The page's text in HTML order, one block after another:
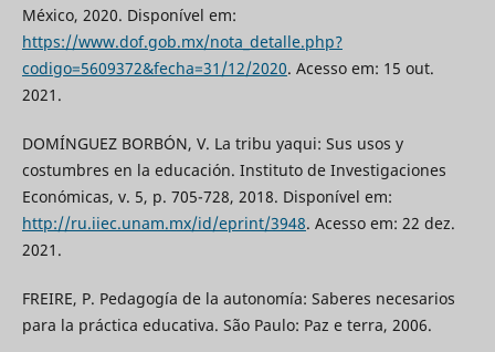
México, 2020. Disponível em:
https://www.dof.gob.mx/nota_detalle.php?
codigo=5609372&fecha=31/12/2020. Acesso em: 15 out.
2021.
DOMÍNGUEZ BORBÓN, V. La tribu yaqui: Sus usos y
costumbres en la educación. Instituto de Investigaciones
Económicas, v. 5, p. 705-728, 2018. Disponível em:
http://ru.iiec.unam.mx/id/eprint/3948. Acesso em: 22 dez.
2021.
FREIRE, P. Pedagogía de la autonomía: Saberes necesarios
para la práctica educativa. São Paulo: Paz e terra, 2006.